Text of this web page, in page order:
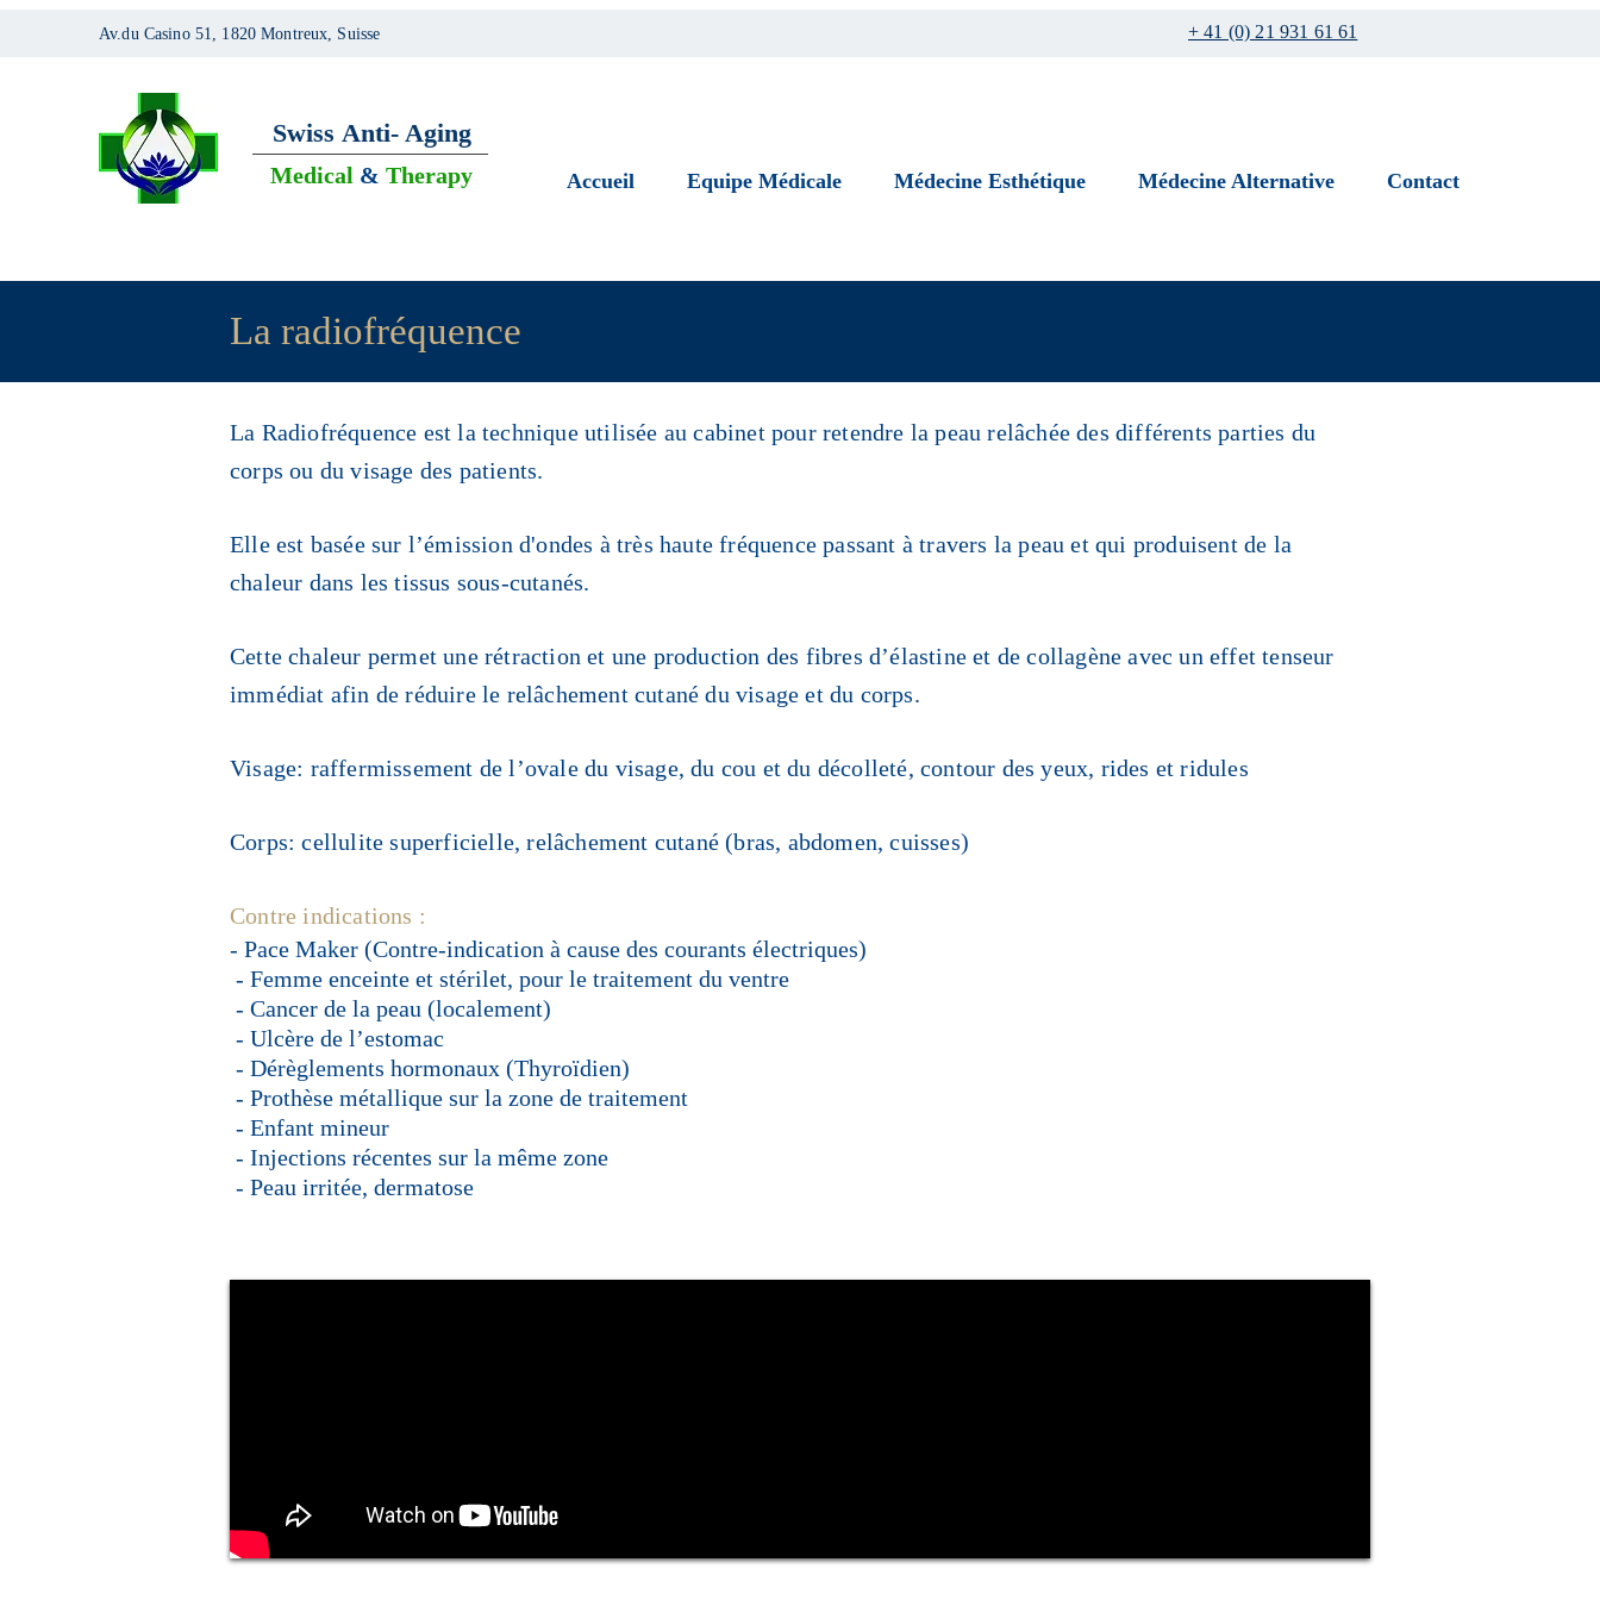
Av.du Casino 51, 1820 Montreux, Suisse + 41 (0) 21 931 61 61
Swiss Anti- Aging
Medical & Therapy Accueil Equipe Médicale Médecine Esthétique Médecine Alternative Contact
La radiofréquence
La Radiofréquence est la technique utilisée au cabinet pour retendre la peau relâchée des différents parties du
corps ou du visage des patients.
Elle est basée sur l’émission d'ondes à très haute fréquence passant à travers la peau et qui produisent de la
chaleur dans les tissus sous-cutanés.
Cette chaleur permet une rétraction et une production des fibres d’élastine et de collagène avec un effet tenseur
immédiat afin de réduire le relâchement cutané du visage et du corps.
Visage: raffermissement de l’ovale du visage, du cou et du décolleté, contour des yeux, rides et ridules
Corps: cellulite superficielle, relâchement cutané (bras, abdomen, cuisses)
Contre indications :
- Pace Maker (Contre-indication à cause des courants électriques)
- Femme enceinte et stérilet, pour le traitement du ventre
- Cancer de la peau (localement)
- Ulcère de l’estomac
- Dérèglements hormonaux (Thyroïdien)
- Prothèse métallique sur la zone de traitement
- Enfant mineur
- Injections récentes sur la même zone
- Peau irritée, dermatose